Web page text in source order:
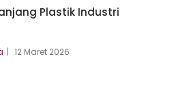
Plastik Industri
12 Maret 2026